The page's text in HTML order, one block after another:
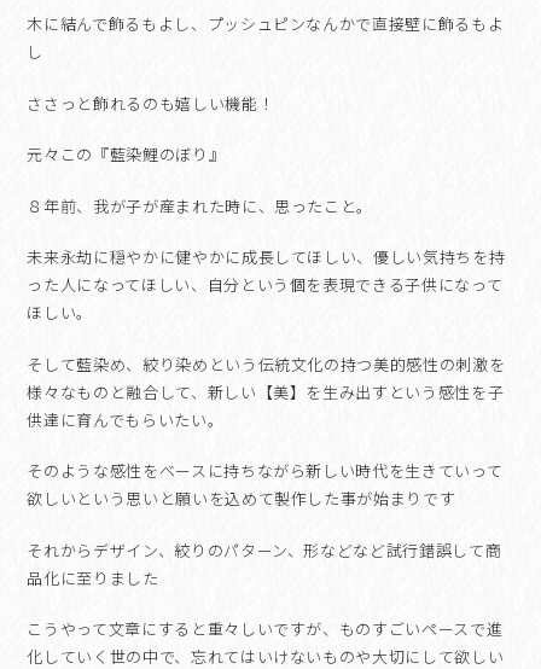
木に結んで飾るもよし、プッシュピンなんかで直接壁に飾るもよ
し
ささっと飾れるのも嬉しい機能！
元々この『藍染鯉のぼり』
８年前、我が子が産まれた時に、思ったこと。
未来永劫に穏やかに健やかに成長してほしい、優しい気持ちを持
った人になってほしい、自分という個を表現できる子供になって
ほしい。
そして藍染め、絞り染めという伝統文化の持つ美的感性の刺激を
様々なものと融合して、新しい【美】を生み出すという感性を子
供達に育んでもらいたい。
そのような感性をベースに持ちながら新しい時代を生きていって
欲しいという思いと願いを込めて製作した事が始まりです
それからデザイン、絞りのパターン、形などなど試行錯誤して商
品化に至りました
こうやって文章にすると重々しいですが、ものすごいペースで進
化していく世の中で、忘れてはいけないものや大切にして欲しい